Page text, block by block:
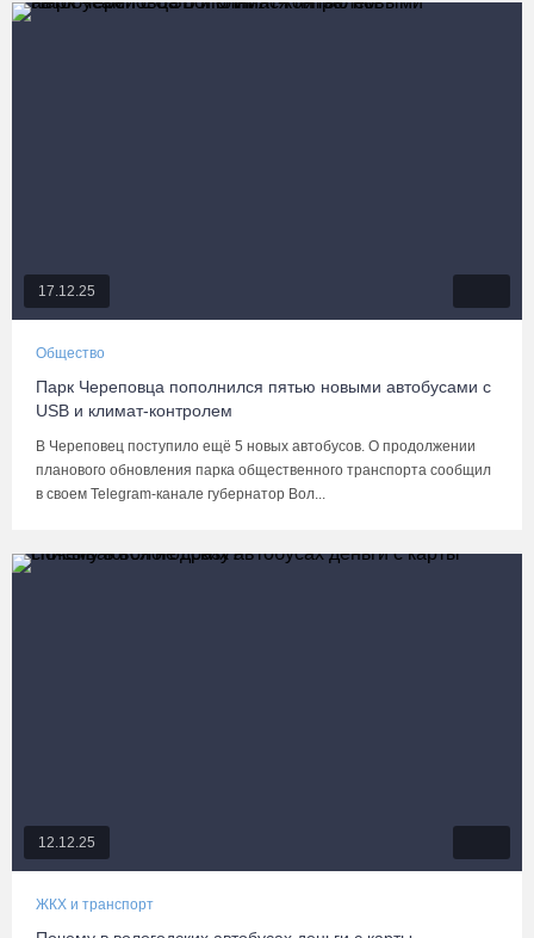
17.12.25
Общество
Парк Череповца пополнился пятью новыми автобусами с
USB и климат-контролем
В Череповец поступило ещё 5 новых автобусов. О продолжении
планового обновления парка общественного транспорта сообщил
в своем Telegram-канале губернатор Вол...
12.12.25
ЖКХ и транспорт